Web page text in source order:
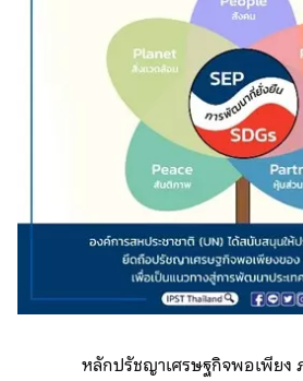
หลักปรัชญาเศรษฐกิจพอเพียง